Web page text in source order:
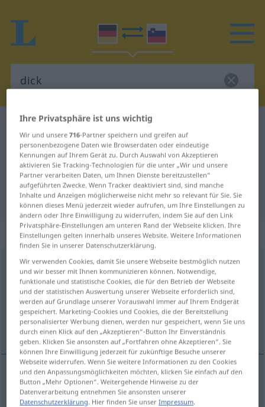
Deutsch-Slowenisch Wörterbuch
Deutsch-Slowenisch Übersetzung
für "dick"
"dick" Slowenisch Übersetzung
„dick“
dick
Übersicht aller Übersetzungen
(Für mehr Details die Übersetzung anklicken/antippen)
dêbel
dêbel dick
Ihre Privatsphäre ist uns wichtig
Wir und unsere716-Partner speichern und greifen auf
personenbezogene Daten wie Browserdaten oder eindeutige
Kennungen auf Ihrem Gerät zu. Durch Auswahl von Akzeptieren
aktivieren Sie Tracking-Technologien für die unter „Wir und unsere
Partner verarbeiten Daten, um Ihnen Dienste bereitzustellen“
aufgeführten Zwecke. Wenn Tracker deaktiviert sind, sind manche
Inhalte und Anzeigen möglicherweise nicht mehr so relevant für Sie. Sie
können dieses Menü jederzeit wieder aufrufen, um Ihre Einstellungen zu
ändern oder Ihre Einwilligung zu widerrufen, indem Sie auf den Link
Privatsphäre-Einstellungen am unteren Rand der Webseite klicken. Ihre
Einstellungen gelten innerhalb unseres Website. Weitere Informationen
finden Sie in unserer Datenschutzerklärung.
Wir verwenden Cookies, damit Sie unsere Webseite bestmöglich nutzen
und wir besser mit Ihnen kommunizieren können. Notwendige,
funktionale und statistische Cookies, die für den Betrieb der Webseite
und der statistischen Auswertung unserer Webseite erforderlich sind,
werden auf Grundlage unserer Vorauswahl immer auf Ihrem Endgerät
gespeichert. Marketing-Cookies und Cookies, die der Bereitstellung
personalisierter Werbung dienen, werden nur gespeichert, wenn Sie uns
durch einen Klick auf den „Akzeptieren“-Button Ihr Einverständnis
geben. Klicken Sie ansonsten auf „Fortfahren ohne Akzeptieren“. Sie
können Ihre Einwilligung jederzeit für zukünftige Besuche unserer
Webseite widerrufen. Wenn Sie weitere Informationen zu den Cookies
und den Anpassungsmöglichkeiten möchten, klicken Sie einfach auf den
Button „Mehr Optionen“. Weitergehende Hinweise zu der
Datenverarbeitung entnehmen Sie ansonsten unserer
Datenschutzerklärung. Hier finden Sie unserImpressum.